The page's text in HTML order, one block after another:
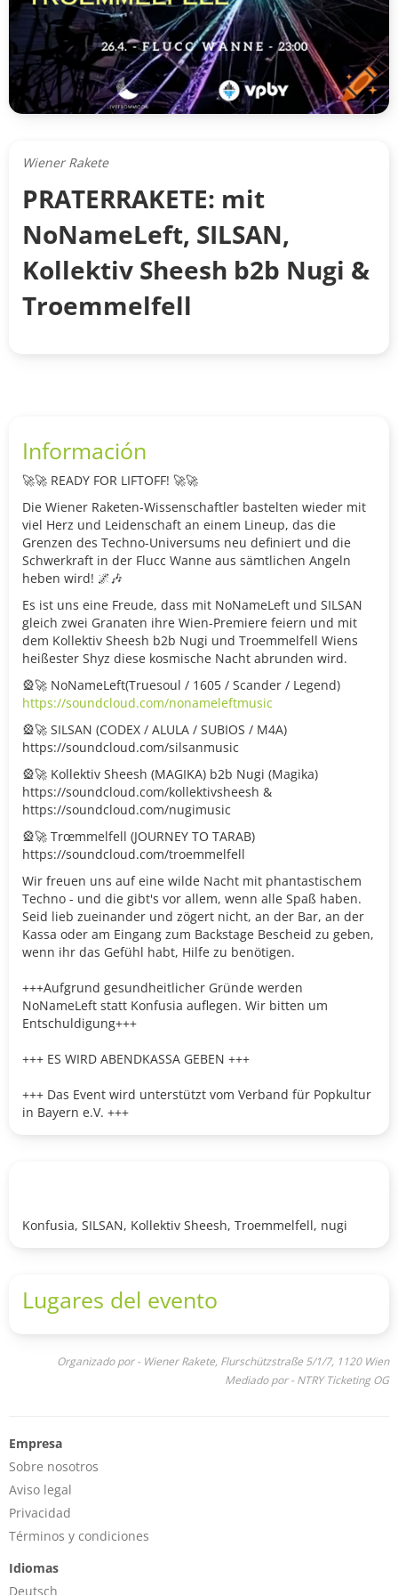
Wiener Rakete
PRATERRAKETE: mit
NoNameLeft, SILSAN,
Kollektiv Sheesh b2b Nugi &
Troemmelfell
Información
🚀🚀 READY FOR LIFTOFF! 🚀🚀
Die Wiener Raketen-Wissenschaftler bastelten wieder mit
viel Herz und Leidenschaft an einem Lineup, das die
Grenzen des Techno-Universums neu definiert und die
Schwerkraft in der Flucc Wanne aus sämtlichen Angeln
heben wird! 🌌🎶
Es ist uns eine Freude, dass mit NoNameLeft und SILSAN
gleich zwei Granaten ihre Wien-Premiere feiern und mit
dem Kollektiv Sheesh b2b Nugi und Troemmelfell Wiens
heißester Shyz diese kosmische Nacht abrunden wird.
🎡🚀 NoNameLeft(Truesoul / 1605 / Scander / Legend)
https://soundcloud.com/nonameleftmusic
🎡🚀 SILSAN (CODEX / ALULA / SUBIOS / M4A)
https://soundcloud.com/silsanmusic
🎡🚀 Kollektiv Sheesh (MAGIKA) b2b Nugi (Magika)
https://soundcloud.com/kollektivsheesh &
https://soundcloud.com/nugimusic
🎡🚀 Trœmmelfell (JOURNEY TO TARAB)
https://soundcloud.com/troemmelfell
Wir freuen uns auf eine wilde Nacht mit phantastischem
Techno - und die gibt's vor allem, wenn alle Spaß haben.
Seid lieb zueinander und zögert nicht, an der Bar, an der
Kassa oder am Eingang zum Backstage Bescheid zu geben,
wenn ihr das Gefühl habt, Hilfe zu benötigen.
+++Aufgrund gesundheitlicher Gründe werden
NoNameLeft statt Konfusia auflegen. Wir bitten um
Entschuldigung+++
+++ ES WIRD ABENDKASSA GEBEN +++
+++ Das Event wird unterstützt vom Verband für Popkultur
in Bayern e.V. +++
Konfusia, SILSAN, Kollektiv Sheesh, Troemmelfell, nugi
Lugares del evento
Organizado por - Wiener Rakete, Flurschützstraße 5/1/7, 1120 Wien
Mediado por - NTRY Ticketing OG
Empresa
Sobre nosotros
Aviso legal
Privacidad
Términos y condiciones
Idiomas
Deutsch